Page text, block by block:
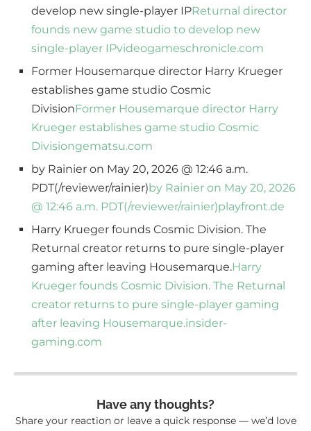
develop new single-player IPReturnal director
founds new game studio to develop new
single-player IPvideogameschronicle.com
Former Housemarque director Harry Krueger
establishes game studio Cosmic
DivisionFormer Housemarque director Harry
Krueger establishes game studio Cosmic
Divisiongematsu.com
by Rainier on May 20, 2026 @ 12:46 a.m.
PDT(/reviewer/rainier)by Rainier on May 20, 2026
@ 12:46 a.m. PDT(/reviewer/rainier)playfront.de
Harry Krueger founds Cosmic Division. The
Returnal creator returns to pure single-player
gaming after leaving Housemarque.Harry
Krueger founds Cosmic Division. The Returnal
creator returns to pure single-player gaming
after leaving Housemarque.insider-
gaming.com
Have any thoughts?
Share your reaction or leave a quick response — we’d love